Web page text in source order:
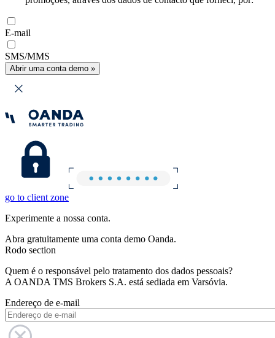
E-mail
SMS/MMS
Abrir uma conta demo »
go to client zone
Experimente a nossa conta.
Abra gratuitamente uma conta demo Oanda.
Rodo section
Quem é o responsável pelo tratamento dos dados pessoais?
A OANDA TMS Brokers S.A. está sediada em Varsóvia.
Endereço de e-mail